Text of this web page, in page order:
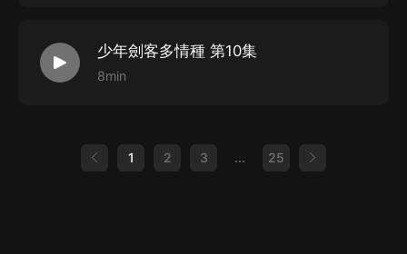
少年劍客多情種 第10集
8min
1 2 3 ... 25